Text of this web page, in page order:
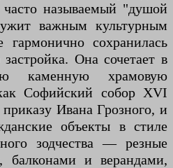
называемый "душой
важным культурным
гармонично сохранилась
застройка. Она сочетает в
каменную храмовую
Софийский собор XVI
Ивана Грозного, и
объекты в стиле
зодчества — резные
балконами и верандами,